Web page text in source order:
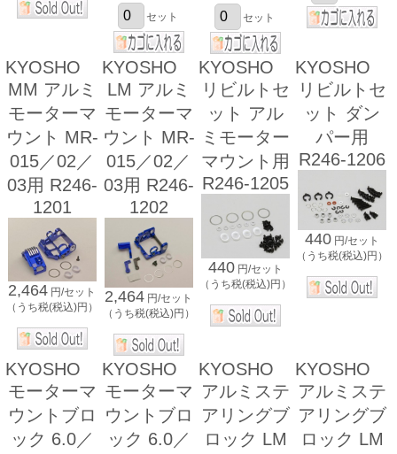
セット セット
KYOSHO
MM アルミ
モーターマ
ウント MR-
015／02／
03用 R246-
1201
2,464 円/セット
（うち税(税込)円）
KYOSHO
LM アルミ
モーターマ
ウント MR-
015／02／
03用 R246-
1202
2,464 円/セット
（うち税(税込)円）
KYOSHO
リビルトセ
ット アル
ミモーター
マウント用
R246-1205
440 円/セット
（うち税(税込)円）
KYOSHO
リビルトセ
ット ダン
パー用
R246-1206
440 円/セット
（うち税(税込)円）
KYOSHO
モーターマ
ウントブロ
ック 6.0／
KYOSHO
モーターマ
ウントブロ
ック 6.0／
KYOSHO
アルミステ
アリングブ
ロック LM
KYOSHO
アルミステ
アリングブ
ロック LM